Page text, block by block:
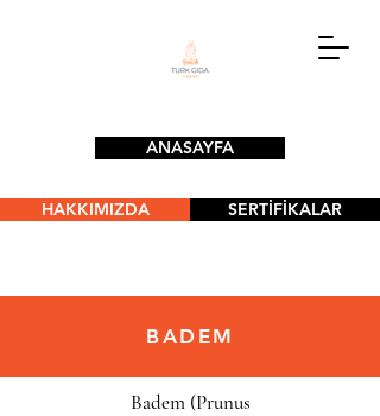
ANASAYFA
HAKKIMIZDA SERTİFİKALAR
BADEM
Badem (Prunus